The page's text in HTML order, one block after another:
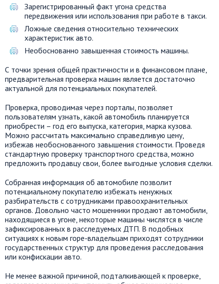
Зарегистрированный факт угона средства
передвижения или использования при работе в такси.
Ложные сведения относительно технических
характеристик авто.
Необоснованно завышенная стоимость машины.
С точки зрения общей практичности и в финансовом плане,
предварительная проверка машин является достаточно
актуальной для потенциальных покупателей.
Проверка, проводимая через порталы, позволяет
пользователям узнать, какой автомобиль планируется
приобрести – год его выпуска, категория, марка кузова.
Можно рассчитать максимально справедливую цену,
избежав необоснованного завышения стоимости. Проведя
стандартную проверку транспортного средства, можно
предложить продавцу свои, более выгодные условия сделки.
Собранная информация об автомобиле позволит
потенциальному покупателю избежать ненужных
разбирательств с сотрудниками правоохранительных
органов. Довольно часто мошенники продают автомобили,
находящиеся в угоне, некоторые машины числятся в числе
зафиксированных в расследуемых ДТП. В подобных
ситуациях к новым горе-владельцам приходят сотрудники
государственных структур для проведения расследования
или конфискации авто.
Не менее важной причиной, подталкивающей к проверке,